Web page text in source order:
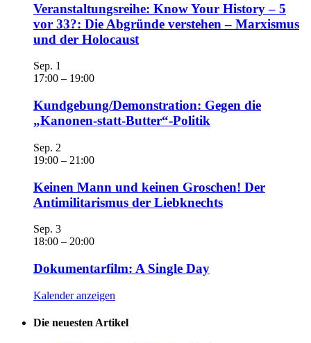
Veranstaltungsreihe: Know Your History – 5
vor 33?: Die Abgründe verstehen – Marxismus
und der Holocaust
Sep. 1
17:00 – 19:00
Kundgebung/Demonstration: Gegen die
„Kanonen-statt-Butter“-Politik
Sep. 2
19:00 – 21:00
Keinen Mann und keinen Groschen! Der
Antimilitarismus der Liebknechts
Sep. 3
18:00 – 20:00
Dokumentarfilm: A Single Day
Kalender anzeigen
Die neuesten Artikel